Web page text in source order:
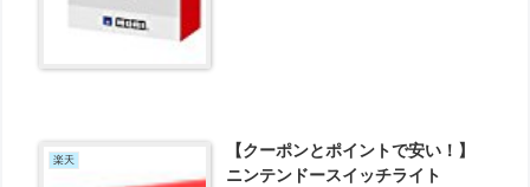
楽天
【クーポンとポイントで安い！】
ニンテンドースイッチライト